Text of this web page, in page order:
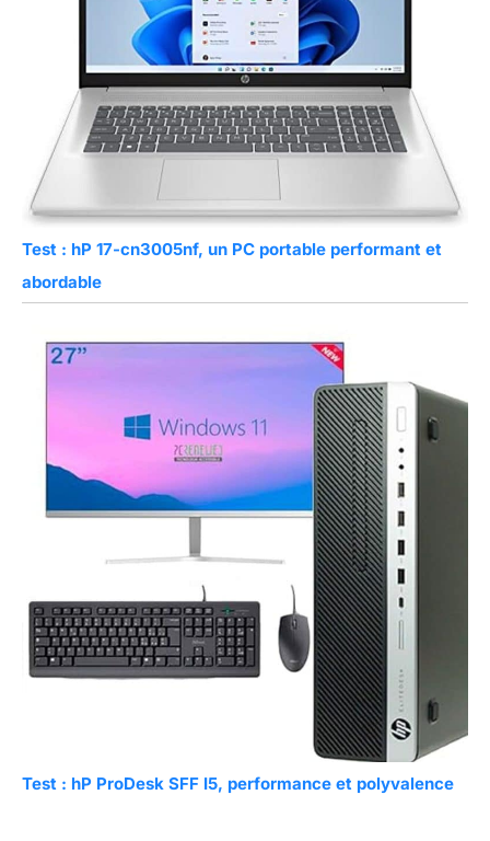
Test : hP 17-cn3005nf, un PC portable performant et
abordable
Test : hP ProDesk SFF I5, performance et polyvalence